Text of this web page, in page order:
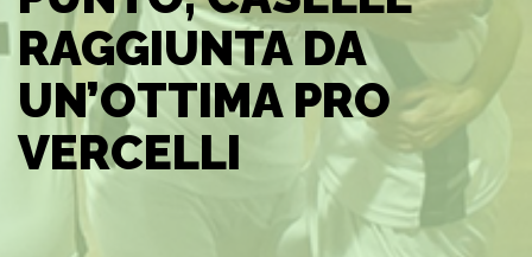
RAGGIUNTA DA
UN’OTTIMA PRO
VERCELLI